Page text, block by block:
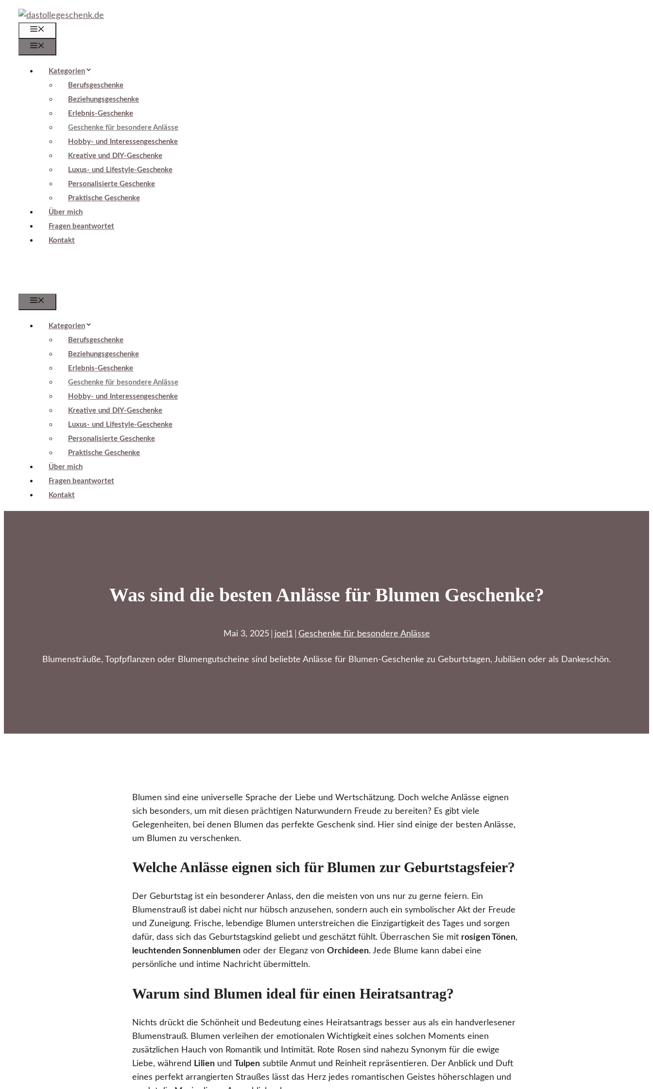
Zum
Inhalt
springen
Kategorien
Berufsgeschenke
Beziehungsgeschenke
Erlebnis-Geschenke
Geschenke für besondere Anlässe
Hobby- und Interessengeschenke
Kreative und DIY-Geschenke
Luxus- und Lifestyle-Geschenke
Personalisierte Geschenke
Praktische Geschenke
Über mich
Fragen beantwortet
Kontakt
Kategorien
Berufsgeschenke
Beziehungsgeschenke
Erlebnis-Geschenke
Geschenke für besondere Anlässe
Hobby- und Interessengeschenke
Kreative und DIY-Geschenke
Luxus- und Lifestyle-Geschenke
Personalisierte Geschenke
Praktische Geschenke
Über mich
Fragen beantwortet
Kontakt
Was sind die besten Anlässe für Blumen Geschenke?
Mai 3, 2025 joel1 Geschenke für besondere Anlässe
Blumensträuße, Topfpflanzen oder Blumengutscheine sind beliebte Anlässe für Blumen-Geschenke zu Geburtstagen, Jubiläen oder als Dankeschön.
Blumen sind eine universelle Sprache der Liebe und Wertschätzung. Doch welche Anlässe eignen
sich besonders, um mit diesen prächtigen Naturwundern Freude zu bereiten? Es gibt viele
Gelegenheiten, bei denen Blumen das perfekte Geschenk sind. Hier sind einige der besten Anlässe,
um Blumen zu verschenken.
Welche Anlässe eignen sich für Blumen zur Geburtstagsfeier?
Der Geburtstag ist ein besonderer Anlass, den die meisten von uns nur zu gerne feiern. Ein
Blumenstrauß ist dabei nicht nur hübsch anzusehen, sondern auch ein symbolischer Akt der Freude
und Zuneigung. Frische, lebendige Blumen unterstreichen die Einzigartigkeit des Tages und sorgen
dafür, dass sich das Geburtstagskind geliebt und geschätzt fühlt. Überraschen Sie mit rosigen Tönen,
leuchtenden Sonnenblumen oder der Eleganz von Orchideen. Jede Blume kann dabei eine
persönliche und intime Nachricht übermitteln.
Warum sind Blumen ideal für einen Heiratsantrag?
Nichts drückt die Schönheit und Bedeutung eines Heiratsantrags besser aus als ein handverlesener
Blumenstrauß. Blumen verleihen der emotionalen Wichtigkeit eines solchen Moments einen
zusätzlichen Hauch von Romantik und Intimität. Rote Rosen sind nahezu Synonym für die ewige
Liebe, während Lilien und Tulpen subtile Anmut und Reinheit repräsentieren. Der Anblick und Duft
eines perfekt arrangierten Straußes lässt das Herz jedes romantischen Geistes höherschlagen und